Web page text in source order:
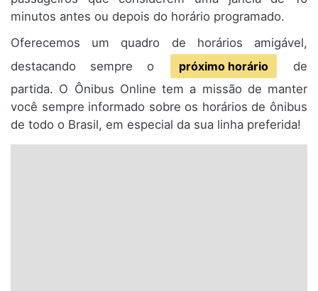
minutos antes ou depois do horário programado.
Oferecemos um quadro de horários amigável,
destacando sempre o
próximo horário
de
partida. O Ônibus Online tem a missão de manter
você sempre informado sobre os horários de ônibus
de todo o Brasil, em especial da sua linha preferida!